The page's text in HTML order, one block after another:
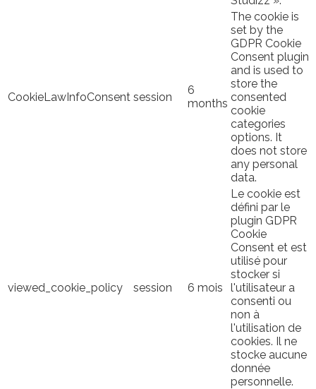
CookieLawInfoConsent session
6
months
The cookie is
set by the
GDPR Cookie
Consent plugin
and is used to
store the
consented
cookie
categories
options. It
does not store
any personal
data.
viewed_cookie_policy session 6 mois
Le cookie est
défini par le
plugin GDPR
Cookie
Consent et est
utilisé pour
stocker si
l'utilisateur a
consenti ou
non à
l'utilisation de
cookies. Il ne
stocke aucune
donnée
personnelle.